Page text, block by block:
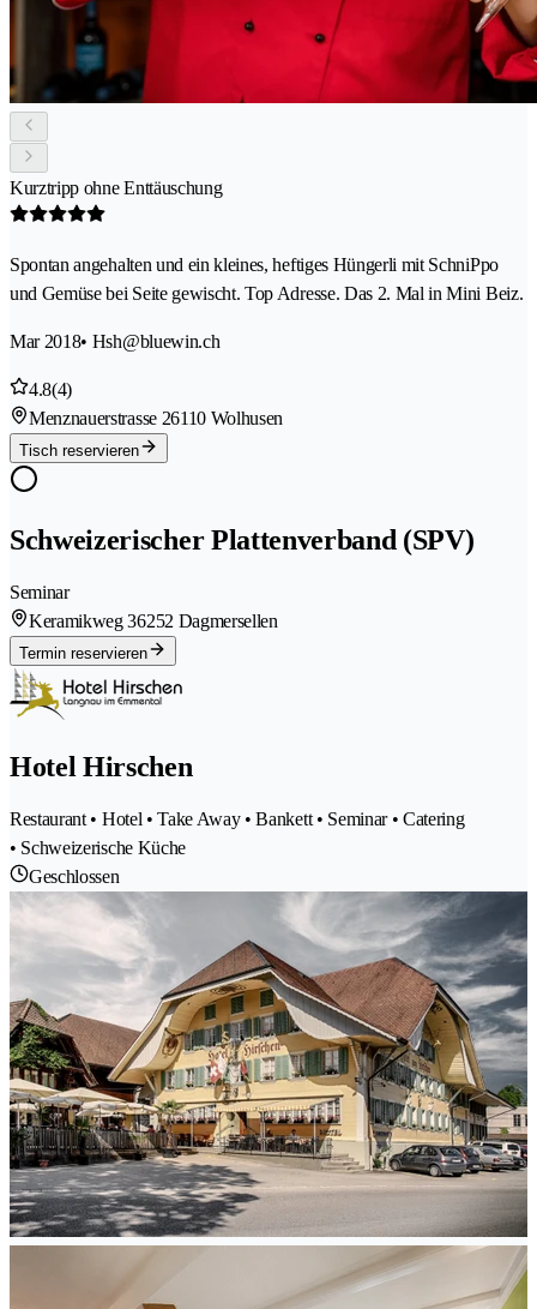
Kurztripp ohne Enttäuschung
Spontan angehalten und ein kleines, heftiges Hüngerli mit SchniPpo
und Gemüse bei Seite gewischt. Top Adresse. Das 2. Mal in Mini Beiz.
Mar 2018• Hsh@bluewin.ch
4.8(4)
Menznauerstrasse 26110 Wolhusen
Tisch reservieren
Schweizerischer Plattenverband (SPV)
Seminar
Keramikweg 36252 Dagmersellen
Termin reservieren
Hotel Hirschen
Restaurant • Hotel • Take Away • Bankett • Seminar • Catering
• Schweizerische Küche
Geschlossen